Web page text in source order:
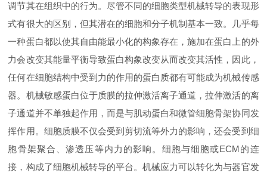
调节其在组织中的行为。尽管不同的细胞类型机械转导的表现形
式有很大的区别，但其潜在的细胞和分子机制基本一致。几乎每
一种蛋白都以使其自由能最小化的构象存在，施加在蛋白上的外
力会改变其能量平衡导致蛋白构象改变从而改变其活性，因此，
任何在细胞结构中受到力的作用的蛋白质都有可能成为机械传感
器。机械敏感蛋白位于质膜的拉伸激活离子通道，拉伸激活的离
子通道并不单独起作用，而是与肌动蛋白和微管细胞骨架协同发
挥作用。细胞质膜不仅会受到剪切流等外力的影响，还会受到细
胞骨架聚合、渗透压等内力的影响。细胞与细胞或ECM的连
接，构成了细胞机械转导的平台。机械应力可以转化为与器官发